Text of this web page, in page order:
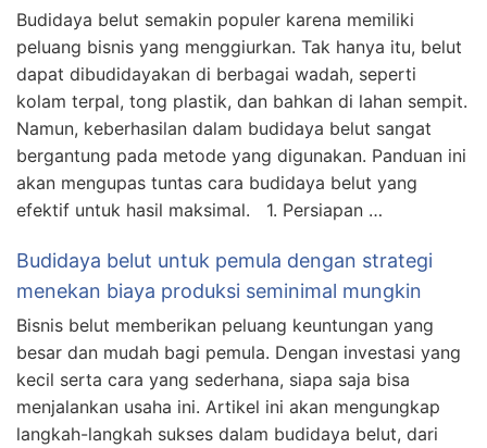
Budidaya belut semakin populer karena memiliki
peluang bisnis yang menggiurkan. Tak hanya itu, belut
dapat dibudidayakan di berbagai wadah, seperti
kolam terpal, tong plastik, dan bahkan di lahan sempit.
Namun, keberhasilan dalam budidaya belut sangat
bergantung pada metode yang digunakan. Panduan ini
akan mengupas tuntas cara budidaya belut yang
efektif untuk hasil maksimal. 1. Persiapan …
Budidaya belut untuk pemula dengan strategi
menekan biaya produksi seminimal mungkin
Bisnis belut memberikan peluang keuntungan yang
besar dan mudah bagi pemula. Dengan investasi yang
kecil serta cara yang sederhana, siapa saja bisa
menjalankan usaha ini. Artikel ini akan mengungkap
langkah-langkah sukses dalam budidaya belut, dari